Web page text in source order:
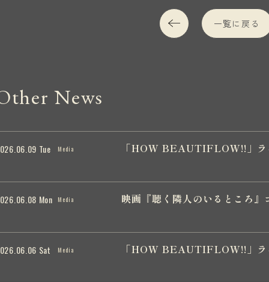
一覧に戻る
News
Tue Media 「HOW BEAUTIFLOW!!」ラ
Mon Media 映画『聴く隣人のいるところ
Sat Media 「HOW BEAUTIFLOW!!」ラ